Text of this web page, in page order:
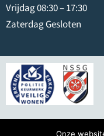
Vrijdag 08:30 – 17:30
Zaterdag Gesloten
Onze